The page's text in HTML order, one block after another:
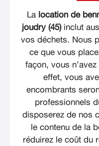
La location de
joudry (45)inclut
vos déchets. Nous
ce que vous
façon, vous
effet, vous
encombrants
professionnels
disposerez de nos
le contenu de la
réduirez le coût du